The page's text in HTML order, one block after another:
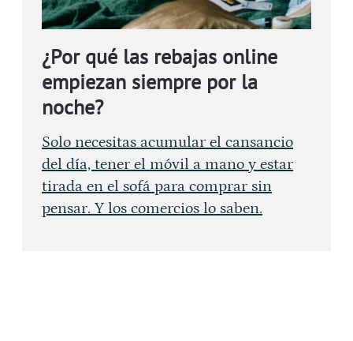
¿Por qué las rebajas online
empiezan siempre por la
noche?
Solo necesitas acumular el cansancio
del día, tener el móvil a mano y estar
tirada en el sofá para comprar sin
pensar. Y los comercios lo saben.